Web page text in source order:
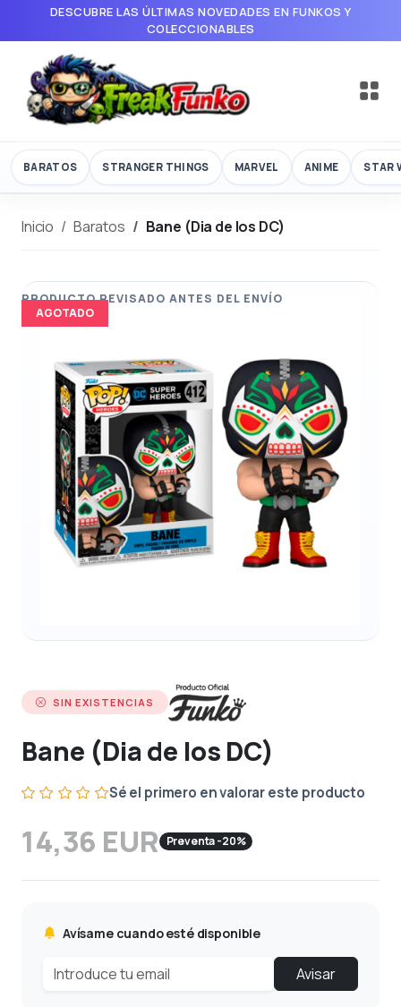
DESCUBRE LAS ÚLTIMAS NOVEDADES EN FUNKOS Y
COLECCIONABLES
BARATOS STRANGER THINGS MARVEL ANIME STAR
Inicio Baratos Bane (Dia de los DC)
AGOTADO
SIN EXISTENCIAS
Bane (Dia de los DC)
Sé el primero en valorar este producto
14,36 EUR Preventa -20%
Avísame cuando esté disponible
Avisar